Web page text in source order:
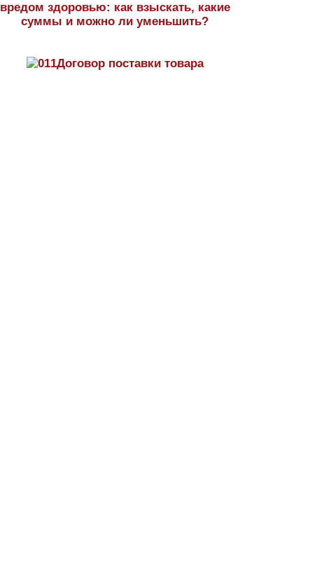
вредом здоровью: как взыскать, какие
суммы и можно ли уменьшить?
Договор поставки товара